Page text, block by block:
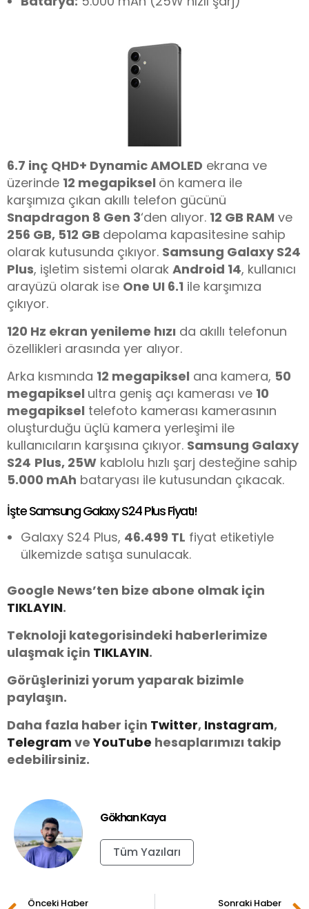
6.7 inç QHD+ Dynamic AMOLED ekrana ve
üzerinde 12 megapiksel ön kamera ile
karşımıza çıkan akıllı telefon gücünü
Snapdragon 8 Gen 3‘den alıyor. 12 GB RAM ve
256 GB, 512 GB depolama kapasitesine sahip
olarak kutusunda çıkıyor. Samsung Galaxy S24
Plus, işletim sistemi olarak Android 14, kullanıcı
arayüzü olarak ise One UI 6.1 ile karşımıza
çıkıyor.
120 Hz ekran yenileme hızı da akıllı telefonun
özellikleri arasında yer alıyor.
Arka kısmında 12 megapiksel ana kamera, 50
megapiksel ultra geniş açı kamerası ve 10
megapiksel telefoto kamerası kamerasının
oluşturduğu üçlü kamera yerleşimi ile
kullanıcıların karşısına çıkıyor. Samsung Galaxy
S24 Plus, 25W kablolu hızlı şarj desteğine sahip
5.000 mAh bataryası ile kutusundan çıkacak.
İşte Samsung Galaxy S24 Plus Fiyatı!
Galaxy S24 Plus, 46.499 TL fiyat etiketiyle
ülkemizde satışa sunulacak.
Google News’ten bize abone olmak için
TIKLAYIN.
Teknoloji kategorisindeki haberlerimize
ulaşmak için TIKLAYIN.
Görüşlerinizi yorum yaparak bizimle
paylaşın.
Daha fazla haber için Twitter, Instagram,
Telegram veYouTube hesaplarımızı takip
edebilirsiniz.
Gökhan Kaya
Tüm Yazıları
Önceki Haber Sonraki Haber